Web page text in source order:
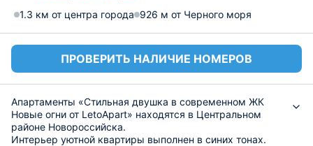
1.3 км от центра города 926 м от Черного моря
ПРОВЕРИТЬ НАЛИЧИЕ НОМЕРОВ
Апартаменты «Стильная двушка в современном ЖК
Новые огни от LetoApart» находятся в Центральном
районе Новороссийска.
Интерьер уютной квартиры выполнен в синих тонах.